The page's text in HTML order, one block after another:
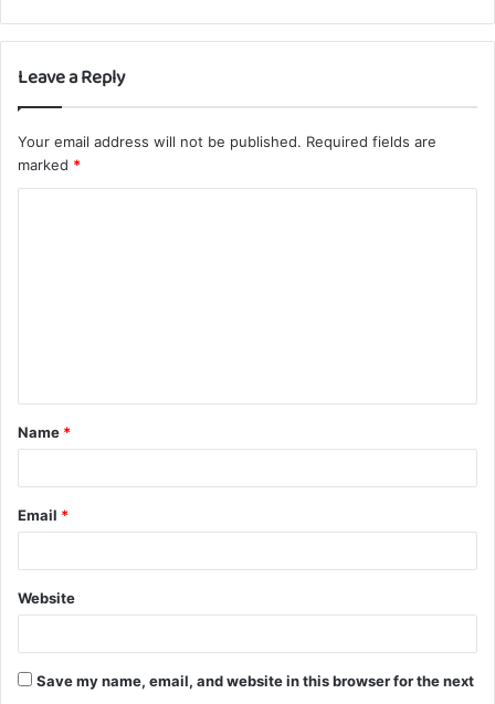
Leave a Reply
Your email address will not be published. Required fields are
marked *
t
*
Name *
Email *
Website
Save my name, email, and website in this browser for the next